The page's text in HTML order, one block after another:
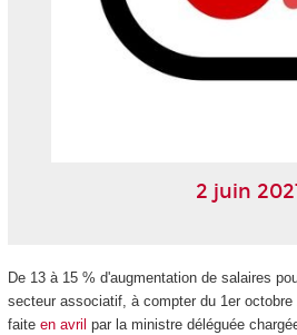
2 juin
De 13 à 15 % d'augmentation de salaires
secteur associatif, à compter du 1er octobre
faite en avril par la ministre déléguée